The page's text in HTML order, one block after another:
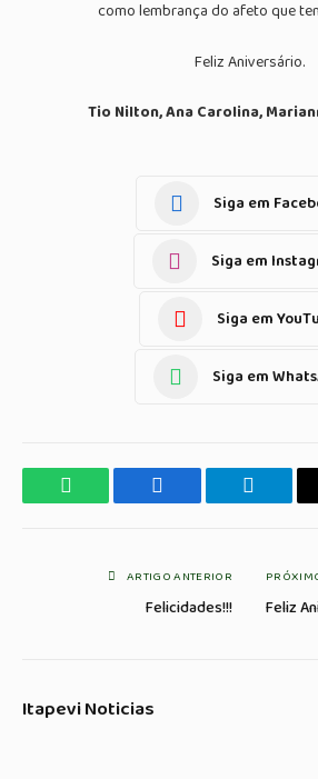
como lembrança do afeto que
Feliz Aniversário.
Tio Nilton, Ana Carolina,
Siga em
Siga em
Siga em
Siga em
WhatsApp Facebook
ARTIGO ANTERIOR
Felicidades!!! Feliz
Itapevi Noticias